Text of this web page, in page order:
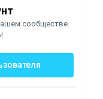
сообществе.